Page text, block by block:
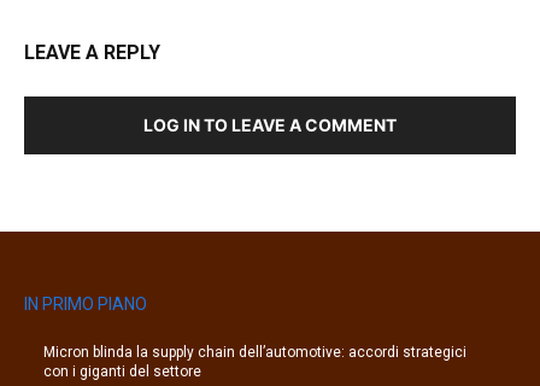
LEAVE A REPLY
LOG IN TO LEAVE A COMMENT
IN PRIMO PIANO
Micron blinda la supply chain dell’automotive: accordi strategici
con i giganti del settore